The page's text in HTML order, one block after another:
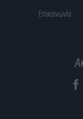
Επικοινωνία